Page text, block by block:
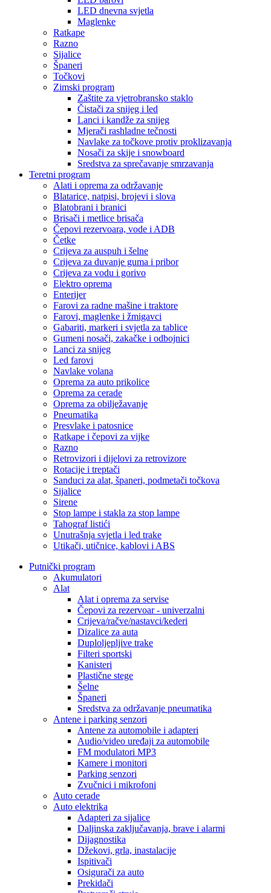
LED dnevna svjetla
Maglenke
Ratkape
Razno
Sijalice
Španeri
Točkovi
Zimski program
Zaštite za vjetrobransko staklo
Čistači za snijeg i led
Lanci i kandže za snijeg
Mjerači rashladne tečnosti
Navlake za točkove protiv proklizavanja
Nosači za skije i snowboard
Sredstva za sprečavanje smrzavanja
Teretni program
Alati i oprema za održavanje
Blatarice, natpisi, brojevi i slova
Blatobrani i branici
Brisači i metlice brisača
Čepovi rezervoara, vode i ADB
Četke
Crijeva za auspuh i šelne
Crijeva za duvanje guma i pribor
Crijeva za vodu i gorivo
Elektro oprema
Enterijer
Farovi za radne mašine i traktore
Farovi, maglenke i žmigavci
Gabariti, markeri i svjetla za tablice
Gumeni nosači, zakačke i odbojnici
Lanci za snijeg
Led farovi
Navlake volana
Oprema za auto prikolice
Oprema za cerade
Oprema za obilježavanje
Pneumatika
Presvlake i patosnice
Ratkape i čepovi za vijke
Razno
Retrovizori i dijelovi za retrovizore
Rotacije i treptači
Sanduci za alat, španeri, podmetači točkova
Sijalice
Sirene
Stop lampe i stakla za stop lampe
Tahograf listići
Unutrašnja svjetla i led trake
Utikači, utičnice, kablovi i ABS
Putnički program
Akumulatori
Alat
Alat i oprema za servise
Čepovi za rezervoar - univerzalni
Crijeva/račve/nastavci/kederi
Dizalice za auta
Duploljepljive trake
Filteri sportski
Kanisteri
Plastične stege
Šelne
Španeri
Sredstva za održavanje pneumatika
Antene i parking senzori
Antene za automobile i adapteri
Audio/video uređaji za automobile
FM modulatori MP3
Kamere i monitori
Parking senzori
Zvučnici i mikrofoni
Auto cerade
Auto elektrika
Adapteri za sijalice
Daljinska zaključavanja, brave i alarmi
Dijagnostika
Džekovi, grla, inastalacije
Ispitivači
Osigurači za auto
Prekidači